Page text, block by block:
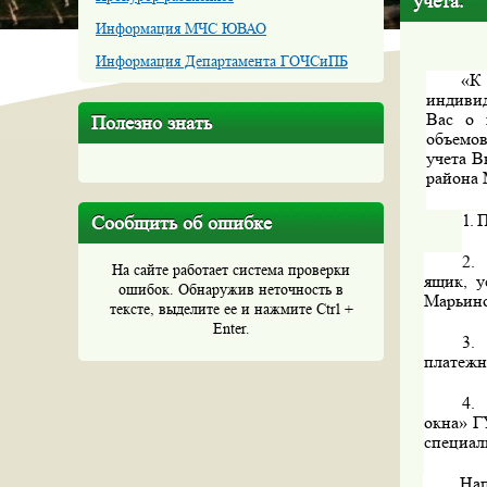
Информация МЧС ЮВАО
Информация Департамента ГОЧСиПБ
Полезно знать
Сообщить об ошибке
На сайте работает система проверки
ошибок. Обнаружив неточность в
тексте, выделите ее и нажмите Ctrl +
Enter.
Вас о
учета
района
1.
2.
ящик,
3.
4.
окна»